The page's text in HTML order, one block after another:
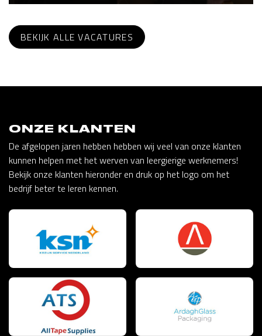
BEKIJK ALLE VACATURES
ONZE KLANTEN
De afgelopen jaren hebben hebben wij veel van onze klanten
kunnen helpen met het werven van leergierige werknemers!
Bekijk onze klanten hieronder en druk op het logo om het
bedrijf beter te leren kennen.